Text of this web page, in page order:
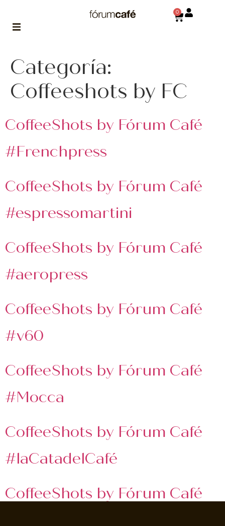
ABOUT
la historia
de fórum
es tu
cualquiera
ASOCIADOS
conoce a nuestros
FORMACIONES
algo nuevo que
enseñarnos
BOLSA DE TRABAJO
¡te imaginas vivir de tu pasión
de ti!
0
Categoría:
Coffeeshots by FC
CoffeeShots by Fórum Café
#Frenchpress
CoffeeShots by Fórum Café
#espressomartini
CoffeeShots by Fórum Café
#aeropress
CoffeeShots by Fórum Café
#v60
CoffeeShots by Fórum Café
#Mocca
CoffeeShots by Fórum Café
#laCatadelCafé
CoffeeShots by Fórum Café